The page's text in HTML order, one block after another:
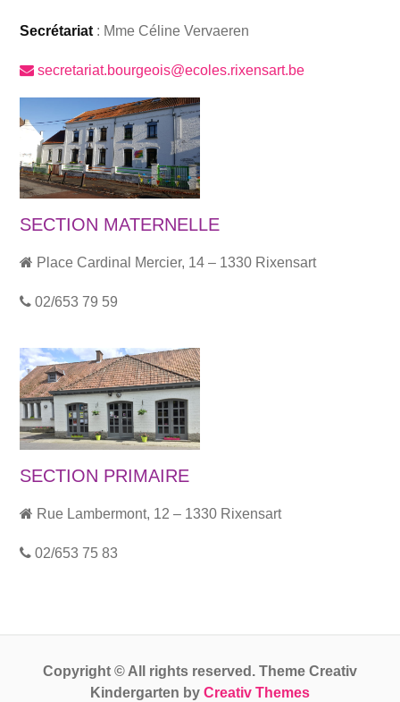
Secrétariat : Mme Céline Vervaeren
secretariat.bourgeois@ecoles.rixensart.be
SECTION MATERNELLE
Place Cardinal Mercier, 14 – 1330 Rixensart
02/653 79 59
SECTION PRIMAIRE
Rue Lambermont, 12 – 1330 Rixensart
02/653 75 83
Copyright © All rights reserved. Theme Creativ
Kindergarten by Creativ Themes